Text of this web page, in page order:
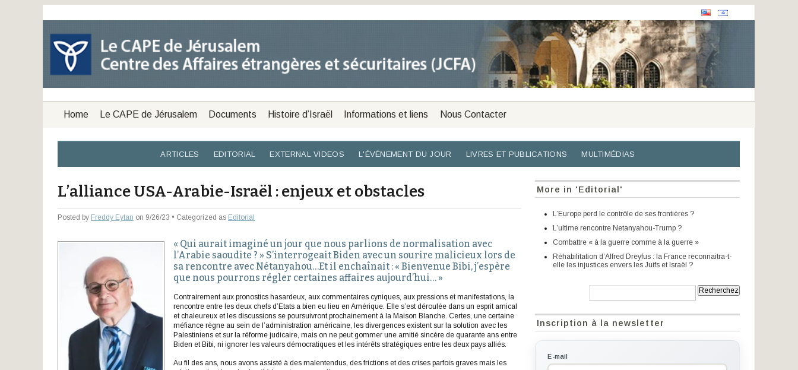
Home Le CAPE de Jérusalem Documents Histoire d’Israël Informations et liens Nous Contacter
ARTICLES EDITORIAL EXTERNAL VIDEOS L'ÉVÉNEMENT DU JOUR LIVRES ET PUBLICATIONS MULTIMÉDIAS
L’alliance USA-Arabie-Israël : enjeux et obstacles
Posted by Freddy Eytan on 9/26/23 • Categorized as Editorial
« Qui aurait imaginé un jour que nous parlions de normalisation avec
l’Arabie saoudite ? » S’interrogeait Biden avec un sourire malicieux lors de
sa rencontre avec Nétanyahou…Et il enchaînait : « Bienvenue Bibi, j’espère
que nous pourrons régler certaines affaires aujourd’hui… »
Contrairement aux pronostics hasardeux, aux commentaires cyniques, aux pressions et manifestations, la
rencontre entre les deux chefs d’Etats a bien eu lieu en Amérique. Elle s’est déroulée dans un esprit amical
et chaleureux et les discussions se poursuivront prochainement à la Maison Blanche. Certes, une certaine
méfiance règne au sein de l’administration américaine, les divergences existent sur la solution avec les
Palestiniens et sur la réforme judicaire, mais on ne peut gommer une amitié sincère de quarante ans entre
Biden et Bibi, ni ignorer les valeurs démocratiques et les intérêts stratégiques entre les deux pays alliés.
Au fil des ans, nous avons assisté à des malentendus, des frictions et des crises parfois graves mais les
More in 'Editorial'
L’Europe perd le contrôle de ses frontières ?
L’ultime rencontre Netanyahou-Trump ?
Combattre « à la guerre comme à la guerre »
Réhabilitation d’Alfred Dreyfus : la France reconnaitra-t-
elle les injustices envers les Juifs et Israël ?
Inscription à la newsletter
E-mail